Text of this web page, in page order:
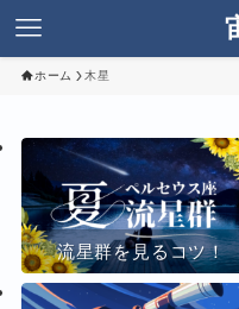
ホーム 木星
流星群を見るコツ！